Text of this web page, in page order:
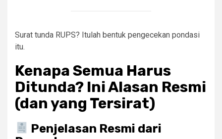
Surat tunda RUPS? Itulah bentuk pengecekan pondasi
itu.
Kenapa Semua Harus
Ditunda? Ini Alasan Resmi
(dan yang Tersirat)
Penjelasan Resmi dari